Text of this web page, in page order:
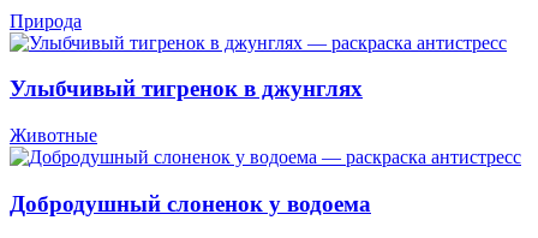
Природа
Улыбчивый тигренок в джунглях
Животные
Добродушный слоненок у водоема